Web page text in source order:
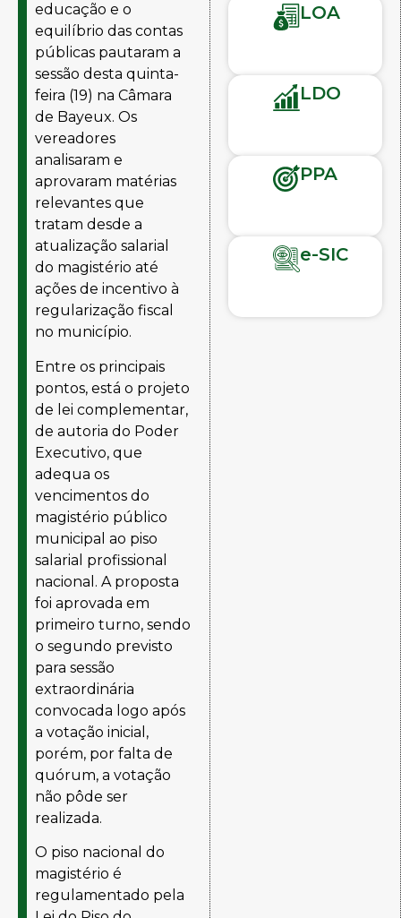
educação e o
equilíbrio das contas
públicas pautaram a
sessão desta quinta-
feira (19) na Câmara
de Bayeux. Os
vereadores
analisaram e
aprovaram matérias
relevantes que
tratam desde a
atualização salarial
do magistério até
ações de incentivo à
regularização fiscal
no município.
Entre os principais
pontos, está o projeto
de lei complementar,
de autoria do Poder
Executivo, que
adequa os
vencimentos do
magistério público
municipal ao piso
salarial profissional
nacional. A proposta
foi aprovada em
primeiro turno, sendo
o segundo previsto
para sessão
extraordinária
convocada logo após
a votação inicial,
porém, por falta de
quórum, a votação
não pôde ser
realizada.
O piso nacional do
magistério é
regulamentado pela
LOA
LDO
PPA
e-SIC